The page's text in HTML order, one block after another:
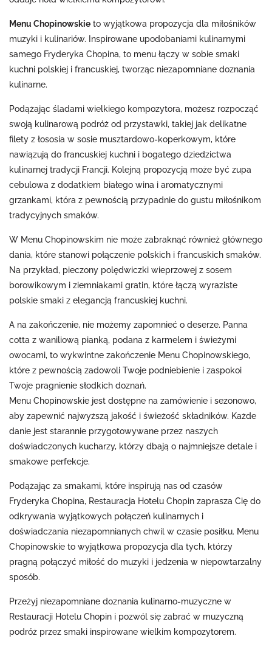
Menu Chopinowskie to wyjątkowa propozycja dla miłośników
muzyki i kulinariów. Inspirowane upodobaniami kulinarnymi
samego Fryderyka Chopina, to menu łączy w sobie smaki
kuchni polskiej i francuskiej, tworząc niezapomniane doznania
kulinarne.
Podążając śladami wielkiego kompozytora, możesz rozpocząć
swoją kulinarową podróż od przystawki, takiej jak delikatne
filety z łososia w sosie musztardowo-koperkowym, które
nawiązują do francuskiej kuchni i bogatego dziedzictwa
kulinarnej tradycji Francji. Kolejną propozycją może być zupa
cebulowa z dodatkiem białego wina i aromatycznymi
grzankami, która z pewnością przypadnie do gustu miłośnikom
tradycyjnych smaków.
W Menu Chopinowskim nie może zabraknąć również głównego
dania, które stanowi połączenie polskich i francuskich smaków.
Na przykład, pieczony polędwiczki wieprzowej z sosem
borowikowym i ziemniakami gratin, które łączą wyraziste
polskie smaki z elegancją francuskiej kuchni.
A na zakończenie, nie możemy zapomnieć o deserze. Panna
cotta z waniliową pianką, podana z karmelem i świeżymi
owocami, to wykwintne zakończenie Menu Chopinowskiego,
które z pewnością zadowoli Twoje podniebienie i zaspokoi
Twoje pragnienie słodkich doznań.
Menu Chopinowskie jest dostępne na zamówienie i sezonowo,
aby zapewnić najwyższą jakość i świeżość składników. Każde
danie jest starannie przygotowywane przez naszych
doświadczonych kucharzy, którzy dbają o najmniejsze detale i
smakowe perfekcje.
Podążając za smakami, które inspirują nas od czasów
Fryderyka Chopina, Restauracja Hotelu Chopin zaprasza Cię do
odkrywania wyjątkowych połączeń kulinarnych i
doświadczania niezapomnianych chwil w czasie posiłku. Menu
Chopinowskie to wyjątkowa propozycja dla tych, którzy
pragną połączyć miłość do muzyki i jedzenia w niepowtarzalny
sposób.
Przeżyj niezapomniane doznania kulinarno-muzyczne w
Restauracji Hotelu Chopin i pozwól się zabrać w muzyczną
podróż przez smaki inspirowane wielkim kompozytorem.